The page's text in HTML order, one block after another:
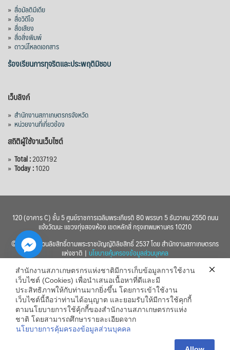
» สื่อมัลติมีเดีย
» สื่อวิดีโอ
» สื่อเสียง
» สื่อสิ่งพิมพ์
» ดาวน์โหลดเอกสาร
ร้องเรียนการทุจริตและประพฤติมิชอบ
เว็บลิงก์
» สำนักงานสภาเกษตรกรจังหวัด
» หน่วยงานที่เกี่ยวข้อง
สถิติผู้ใช้งานเว็บไซต์
» Total :2037192
» Today :1020
120 (อาคาร C) ชั้น 5 ศูนย์ราชการเฉลิมพระเกียรติ 80 พรรษา 5 ธันวาคม 2550 ถนน
แจ้งวัฒนะ แขวงทุ่งสองห้อง เขตหลักสี่ กรุงเทพมหานคร 10210
© 2560 สงวนลิขสิทธิ์ตามพระราชบัญญัติลิขสิทธิ์ 2537 โดย สำนักงานสภาเกษตรกร
แห่งชาติ | นโยบายคุ้มครองข้อมูลส่วนบุคคล
สำนักงานสภาเกษตรกรแห่งชาติมีการเก็บข้อมูลการใช้งาน
เว็บไซต์ (Cookies) เพื่อนำเสนอเนื้อหาที่ดีและมี
ประสิทธิภาพให้กับท่านมากยิ่งขึ้น โดยการเข้าใช้งาน
เว็บไซต์นี้ถือว่าท่านได้อนุญาต และยอมรับให้มีการใช้คุกกี้
ตามนโยบายการใช้คุ้กกี้ของสำนักงานสภาเกษตรกรแห่ง
ชาติ โดยสามารถศึกษารายละเอียดจาก
นโยบายการคุ้มครองข้อมูลส่วนบุคคล
Hide
chaty